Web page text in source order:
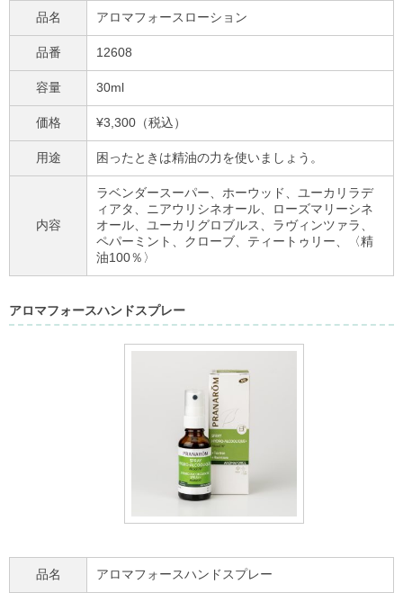
品名 アロマフォースローション
品番 12608
容量 30ml
価格 ¥3,300（税込）
用途 困ったときは精油の力を使いましょう。
内容
ラベンダースーパー、ホーウッド、ユーカリラデ
ィアタ、ニアウリシネオール、ローズマリーシネ
オール、ユーカリグロブルス、ラヴィンツァラ、
ペパーミント、クローブ、ティートゥリー、〈精
油100％〉
アロマフォースハンドスプレー
品名 アロマフォースハンドスプレー